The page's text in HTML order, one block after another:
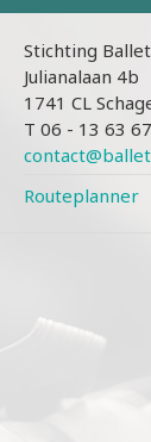
Stichting
Julianalaan 4b
1741 CL
T 06 - 13 63
Routeplanner